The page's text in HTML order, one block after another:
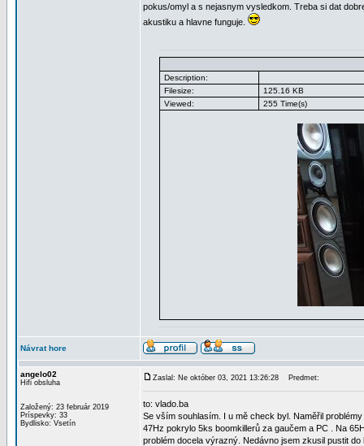
pokus/omyl a s nejasnym vysledkom. Treba si dat
akustiku a hlavne funguje.
Description:
Filesize:
125.16 KB
Viewed:
255 Time(s)
Návrat hore
angelo02
Hifi obsluha
Založený: 23 február 2019
Príspevky: 33
Bydlisko: Vsetín
Zaslal: Ne október 03, 2021 13:26:28 Predmet:
to: vlado.ba
Se vším souhlasím. I u mě check byl. Naměřil
47Hz pokrylo 5ks boomkillerů za gaučem a PC . Na
problém docela výrazný. Nedávno jsem zkusil pustit